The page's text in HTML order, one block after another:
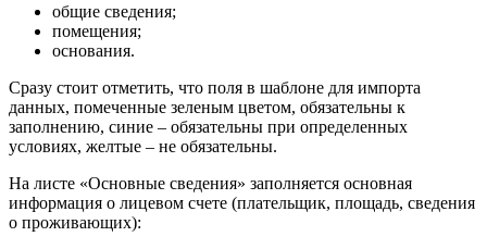
общие сведения;
помещения;
основания.
Сразу стоит отметить, что поля в шаблоне для импорта
данных, помеченные зеленым цветом, обязательны к
заполнению, синие – обязательны при определенных
условиях, желтые – не обязательны.
На листе «Основные сведения» заполняется основная
информация о лицевом счете (плательщик, площадь, сведения
о проживающих):